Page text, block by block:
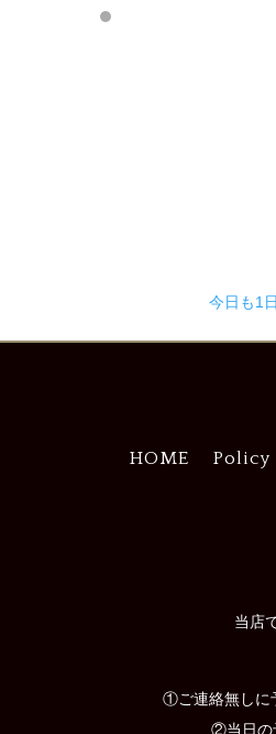
今日も1
HOME Policy
当店
①ご連絡無しに